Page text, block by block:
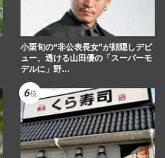
小栗旬の“非公表長女”が顔隠しデビ
ュー、透ける山田優の「スーパーモ
デルに」野…